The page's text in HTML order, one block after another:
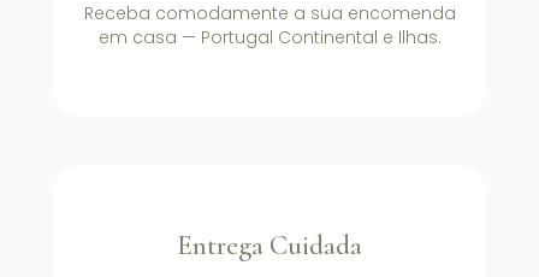
Receba comodamente a sua encomenda
em casa — Portugal Continental e Ilhas.
Entrega Cuidada